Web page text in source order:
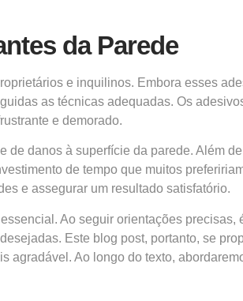
da Parede
e inquilinos. Embora esses
as técnicas adequadas. Os
e demorado.
danos à superfície da parede. Além
de tempo que muitos
e assegurar um resultado satisfatório.
Ao seguir orientações
Este blog post, portanto, se
Ao longo do texto,